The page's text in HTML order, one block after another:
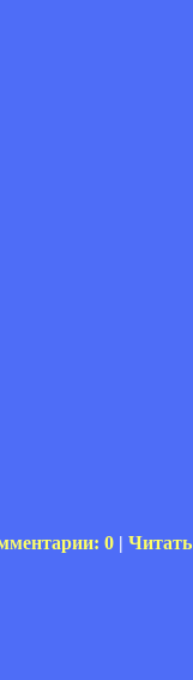
0 | Читать